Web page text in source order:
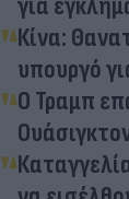
Κίνα:
υπουργό
Ο Τραμπ